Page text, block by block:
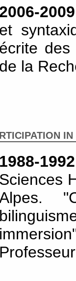
2006-
et
écrite des
de la
1988-1992
Sciences